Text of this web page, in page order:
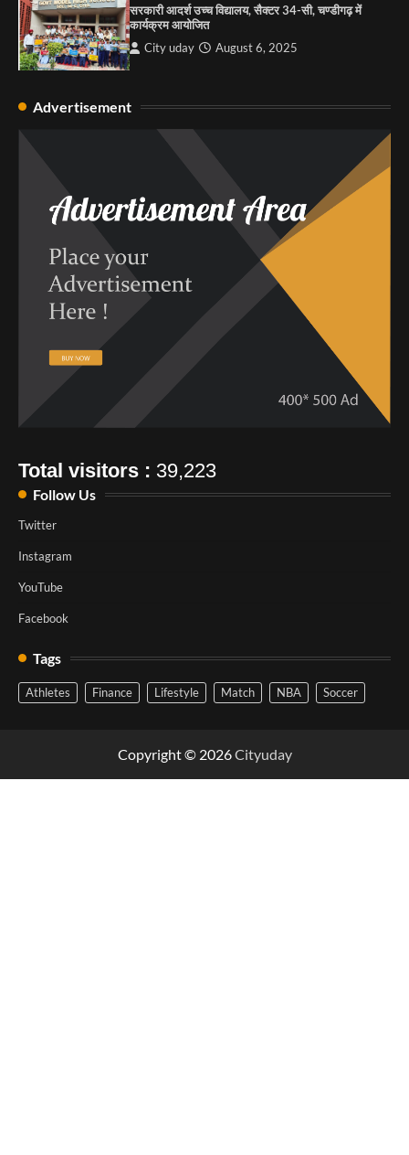
सरकारी आदर्श उच्च विद्यालय, सैक्टर 34-सी, चण्डीगढ़ में
कार्यक्रम आयोजित
City uday August 6, 2025
Advertisement
Total visitors : 39,223
Follow Us
Twitter
Instagram
YouTube
Facebook
Tags
Athletes Finance Lifestyle Match NBA Soccer
Copyright © 2026Cityuday